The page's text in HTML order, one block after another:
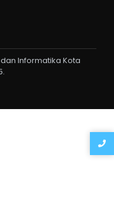
Informatika Kota